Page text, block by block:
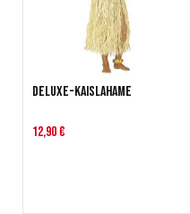
Deluxe-Kaislahame
12,90 €